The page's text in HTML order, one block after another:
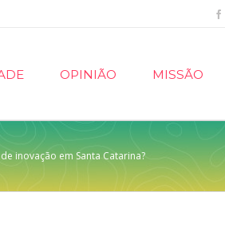
OPINIÃO MISSÃO
inovação em Santa Catarina?